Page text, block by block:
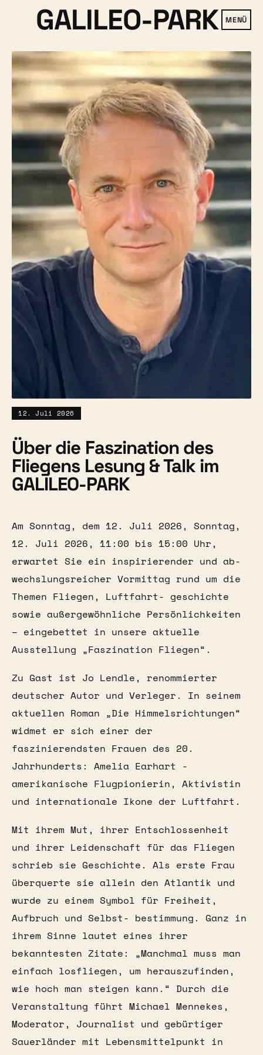
GALILEO-PARK MENÜ
12. Juli 2026
Über die Faszination des
Fliegens Lesung & Talk im
GALILEO-PARK
Am Sonntag, dem 12. Juli 2026, Sonntag,
12. Juli 2026, 11:00 bis 15:00 Uhr,
erwartet Sie ein inspirierender und ab-
wechslungsreicher Vormittag rund um die
Themen Fliegen, Luftfahrt- geschichte
sowie außergewöhnliche Persönlichkeiten
– eingebettet in unsere aktuelle
Ausstellung „Faszination Fliegen“.
Zu Gast ist Jo Lendle, renommierter
deutscher Autor und Verleger. In seinem
aktuellen Roman „Die Himmelsrichtungen“
widmet er sich einer der
faszinierendsten Frauen des 20.
Jahrhunderts: Amelia Earhart -
amerikanische Flugpionierin, Aktivistin
und internationale Ikone der Luftfahrt.
Mit ihrem Mut, ihrer Entschlossenheit
und ihrer Leidenschaft für das Fliegen
schrieb sie Geschichte. Als erste Frau
überquerte sie allein den Atlantik und
wurde zu einem Symbol für Freiheit,
Aufbruch und Selbst- bestimmung. Ganz in
ihrem Sinne lautet eines ihrer
bekanntesten Zitate: „Manchmal muss man
einfach losfliegen, um herauszufinden,
wie hoch man steigen kann.“ Durch die
Veranstaltung führt Michael Mennekes,
Moderator, Journalist und gebürtiger
Sauerländer mit Lebensmittelpunkt in